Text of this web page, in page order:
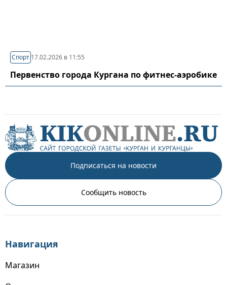
Спорт 17.02.2026 в 11:55
Первенство города Кургана по фитнес-аэробике
Подписаться на новости
Сообщить новость
Навигация
Магазин